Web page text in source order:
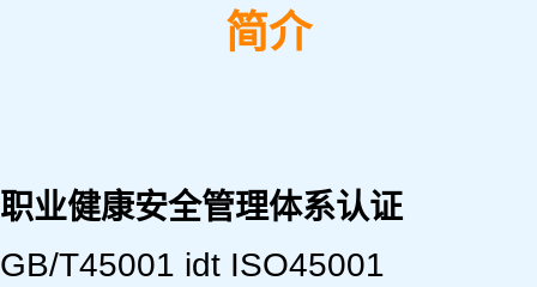
简介
职业健康安全管理体系认证
GB/T45001 idt ISO45001